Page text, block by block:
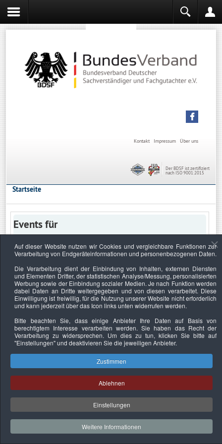
Über uns
Impressum
Kontakt
Der BDSF ist zertifiziert
nach ISO 9001:2015
Startseite
Events für
Keine Termine
Datenschutzerklärung Urheberrechtsnachweise Nachhaltigkeit
Copyright © 2026. Bundesverband Deutscher
Sachverständiger und Fachgutachter e.V..
Auf dieser Website nutzen wir Cookies und vergleichbare Funktionen zur
Verarbeitung von Endgeräteinformationen und personenbezogenen Daten.
Die Verarbeitung dient der Einbindung von Inhalten, externen Diensten
und Elementen Dritter, der statistischen Analyse/Messung, personalisierten
Werbung sowie der Einbindung sozialer Medien. Je nach Funktion werden
dabei Daten an Dritte weitergegeben und von diesen verarbeitet. Diese
Einwilligung ist freiwillig, für die Nutzung unserer Website nicht erforderlich
und kann jederzeit über das Icon links unten widerrufen werden.
Bitte beachten Sie, dass einige Anbieter Ihre Daten auf Basis von
berechtigtem Interesse verarbeiten werden. Sie haben das Recht der
Verarbeitung zu widersprechen. Um dies zu tun, klicken Sie bitte auf
"Einstellungen"und deaktivieren Sie die jeweiligen Anbieter.
Zustimmen
Ablehnen
Einstellungen
Weitere Informationen